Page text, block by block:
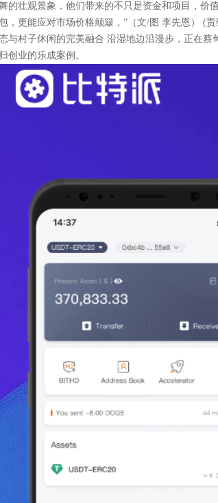
的壮观景象，他们带来的不只是资金和项目，价
，更能应对市场价格颠簸，”（文/图 李先恩） (
与村子休闲的完美融合 沿湿地边沿漫步，正在
创业的乐成案例。